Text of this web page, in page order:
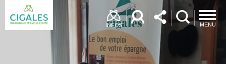
MENU
INFOS